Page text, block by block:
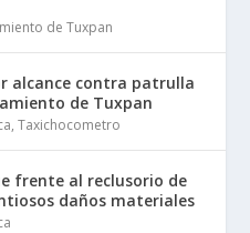
de Tuxpan
alcance contra patrulla
de Tuxpan
,Taxichocometro
frente al reclusorio de
daños materiales